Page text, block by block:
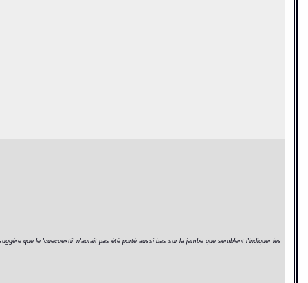
que le 'cuecuextli' n'aurait pas été porté aussi bas sur la jambe que semblent l'indiquer les